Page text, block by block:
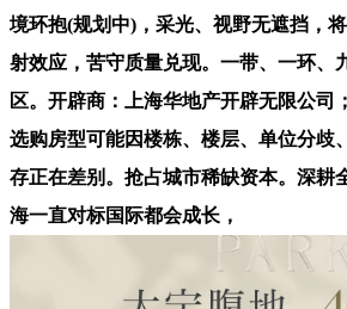
境环抱(规划中)，采光、视野无遮挡，
射效应，苦守质量兑现。一带、一环、
区。开辟商：上海华地产开辟无限公司
选购房型可能因楼栋、楼层、单位分歧
存正在差别。抢占城市稀缺资本。深耕
海一直对标国际都会成长，